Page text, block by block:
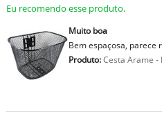
Eu recomendo esse produto.
Muito boa
Bem espaçosa, parece
Produto:Cesta Arame -